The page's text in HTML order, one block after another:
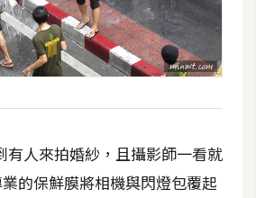
有人來拍婚紗，且攝影師一看就
的保鮮膜將相機與閃燈包覆起